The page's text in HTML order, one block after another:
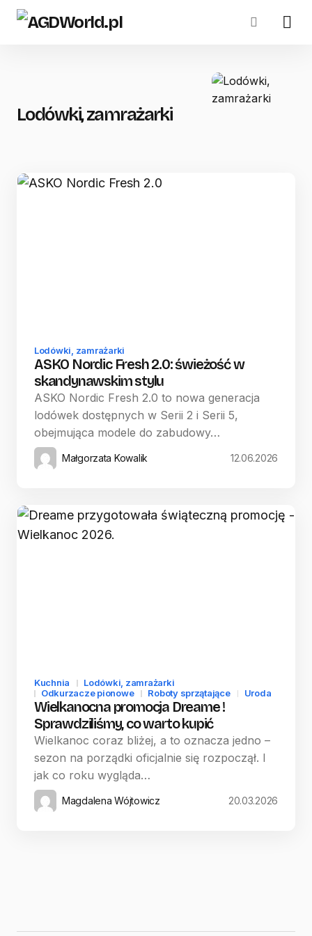
Lodówki, zamrażarki
Lodówki, zamrażarki
ASKO Nordic Fresh 2.0: świeżość w
skandynawskim stylu
ASKO Nordic Fresh 2.0 to nowa generacja
lodówek dostępnych w Serii 2 i Serii 5,
obejmująca modele do zabudowy…
Małgorzata Kowalik 12.06.2026
Kuchnia
Lodówki, zamrażarki
Odkurzacze pionowe
Roboty sprzątające Uroda
Wielkanocna promocja Dreame !
Sprawdziliśmy, co warto kupić
Wielkanoc coraz bliżej, a to oznacza jedno –
sezon na porządki oficjalnie się rozpoczął. I
jak co roku wygląda…
Magdalena Wójtowicz 20.03.2026